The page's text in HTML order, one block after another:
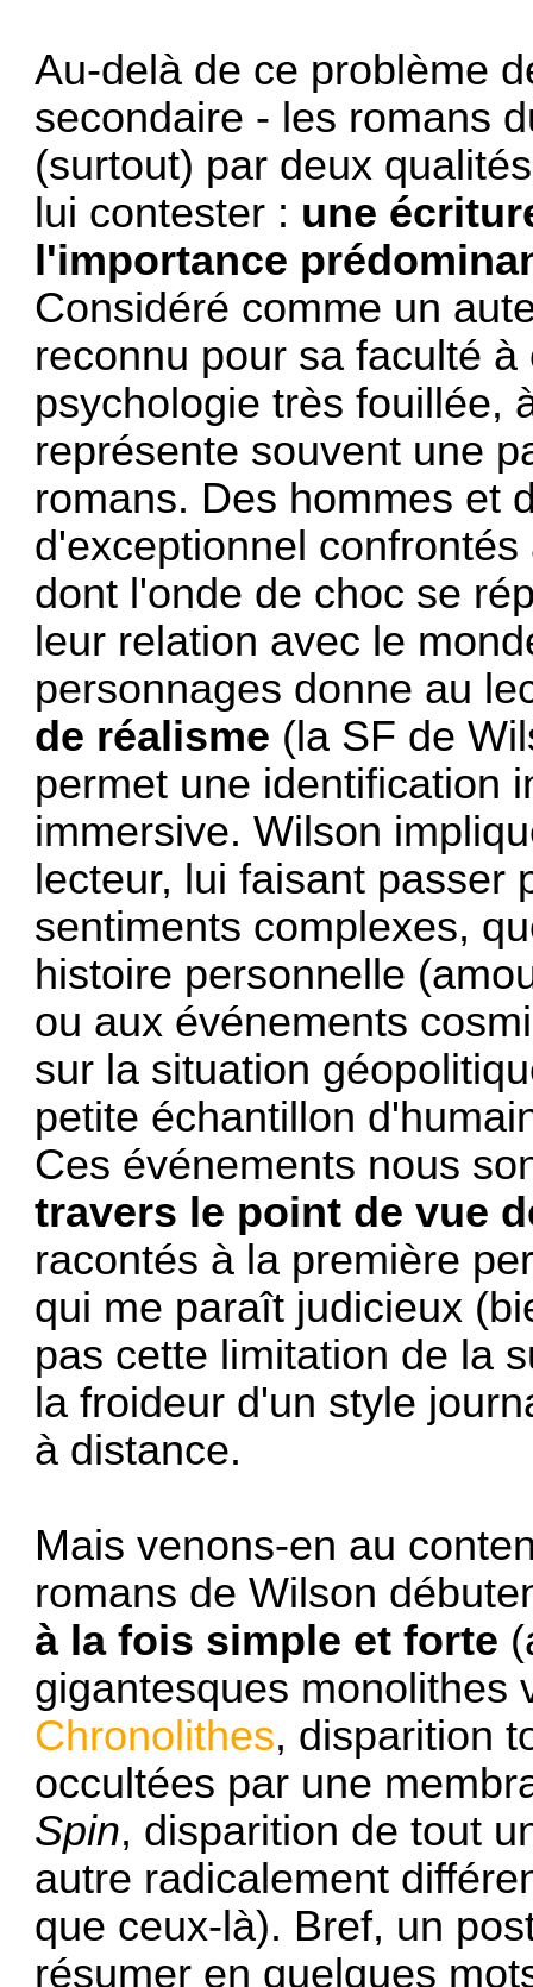
Au-delà de ce problème
secondaire - les romans
(surtout) par deux
lui contester : une
l'importance
Considéré comme un
reconnu pour sa faculté
psychologie très fouillée,
représente souvent une
romans. Des hommes et
d'exceptionnel
dont l'onde de choc se
leur relation avec le
personnages donne au
de réalisme (la SF de
permet une identification
immersive. Wilson
lecteur, lui faisant passer
sentiments complexes,
histoire personnelle
ou aux événements
sur la situation
petite échantillon
Ces événements nous
travers le point de vue
racontés à la première
qui me paraît judicieux
pas cette limitation de la
la froideur d'un style
à distance.
Mais venons-en au
romans de Wilson
à la fois simple et forte
gigantesques
Chronolithes, disparition
occultées par une
Spin, disparition de tout
autre radicalement
que ceux-là). Bref, un
résumer en quelques